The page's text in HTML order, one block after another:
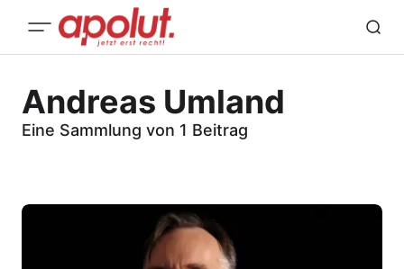
Andreas Umland
Eine Sammlung von 1 Beitrag